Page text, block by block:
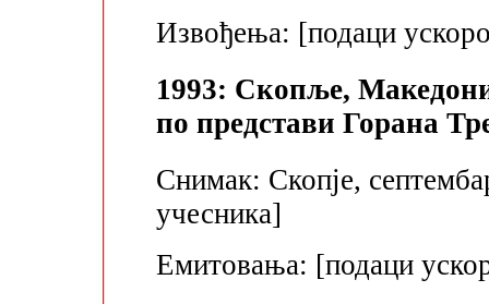
Извођења: [подаци
1993: Скопље,
по представи Горана
Снимак: Скопје,
учесника]
Емитовања: [подаци